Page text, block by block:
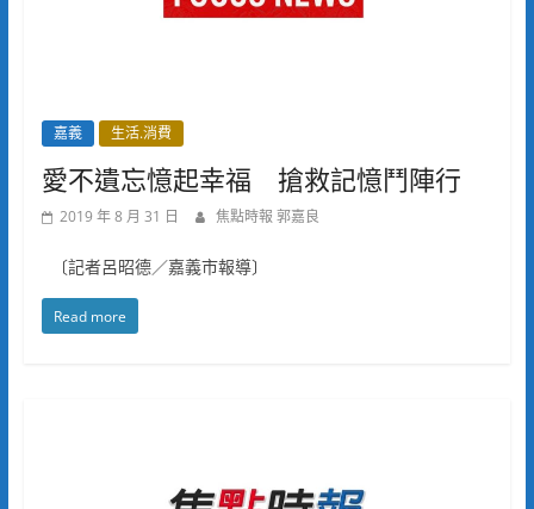
嘉義 生活.消費
愛不遺忘憶起幸福 搶救記憶鬥陣行
2019 年 8 月 31 日 焦點時報 郭嘉良
〔記者呂昭德／嘉義市報導〕
Read more